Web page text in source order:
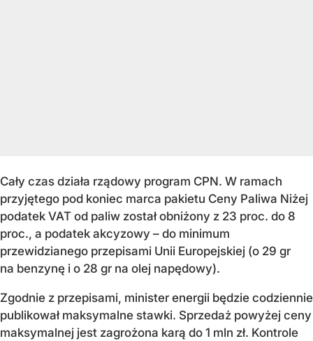
Cały czas działa rządowy program CPN. W ramach
przyjętego pod koniec marca pakietu Ceny Paliwa Niżej
podatek VAT od paliw został obniżony z 23 proc. do 8
proc., a podatek akcyzowy – do minimum
przewidzianego przepisami Unii Europejskiej (o 29 gr
na benzynę i o 28 gr na olej napędowy).
Zgodnie z przepisami, minister energii będzie codziennie
publikował maksymalne stawki. Sprzedaż powyżej ceny
maksymalnej jest zagrożona karą do 1 mln zł. Kontrole